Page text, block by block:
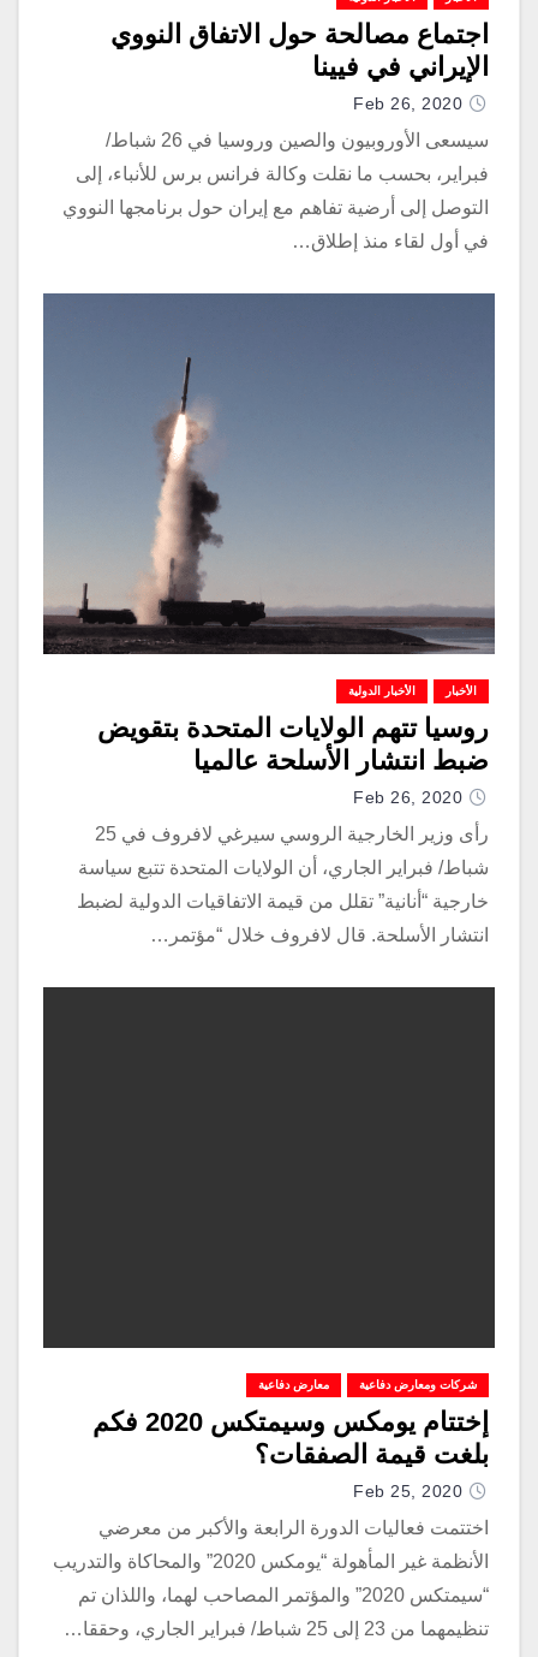
اجتماع مصالحة حول الاتفاق النووي
الإيراني في فيينا
Feb 26, 2020
سيسعى الأوروبيون والصين وروسيا في 26 شباط/
فبراير، بحسب ما نقلت وكالة فرانس برس للأنباء، إلى
التوصل إلى أرضية تفاهم مع إيران حول برنامجها النووي
في أول لقاء منذ إطلاق…
الأخبار الأخبار الدولية
روسيا تتهم الولايات المتحدة بتقويض
ضبط انتشار الأسلحة عالميا
Feb 26, 2020
رأى وزير الخارجية الروسي سيرغي لافروف في 25
شباط/ فبراير الجاري، أن الولايات المتحدة تتبع سياسة
خارجية “أنانية” تقلل من قيمة الاتفاقيات الدولية لضبط
انتشار الأسلحة. قال لافروف خلال “مؤتمر…
شركات ومعارض دفاعية معارض دفاعية
إختتام يومكس وسيمتكس 2020 فكم
بلغت قيمة الصفقات؟
Feb 25, 2020
اختتمت فعاليات الدورة الرابعة والأكبر من معرضي
الأنظمة غير المأهولة “يومكس 2020” والمحاكاة والتدريب
“سيمتكس 2020” والمؤتمر المصاحب لهما، واللذان تم
تنظيمهما من 23 إلى 25 شباط/ فبراير الجاري، وحققا…